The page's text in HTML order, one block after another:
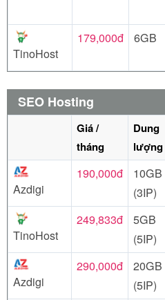
TinoHost
179,000đ 6GB
SEO Hosting
Giá /
tháng
Dung
lượng
Azdigi
190,000đ
10GB
(3IP)
TinoHost
249,833đ
5GB
(5IP)
Azdigi
290,000đ
20GB
(5IP)